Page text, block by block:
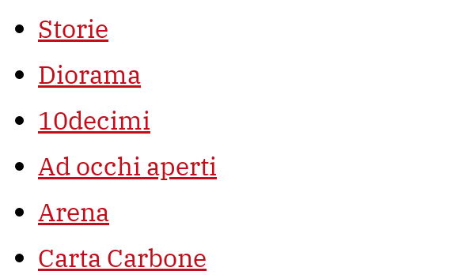
Storie
Diorama
10decimi
Ad occhi aperti
Arena
Carta Carbone